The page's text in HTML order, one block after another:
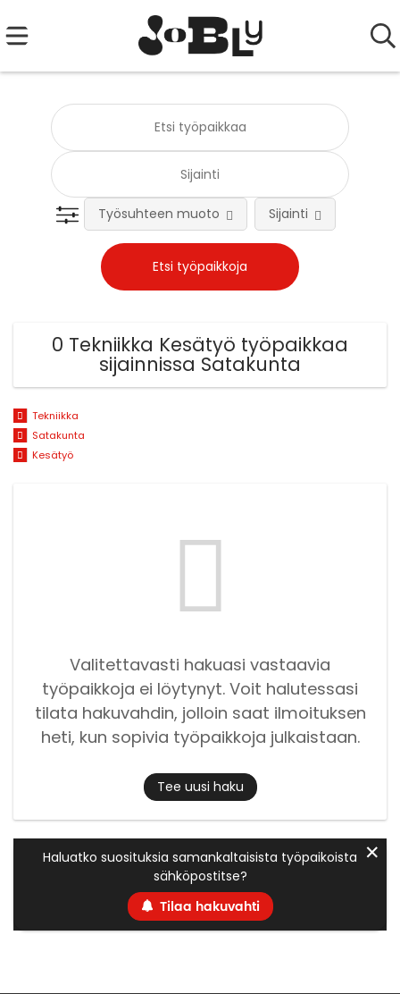
Työsuhteen muoto Sijainti
0 Tekniikka Kesätyö työpaikkaa
sijainnissa Satakunta
Tekniikka
Satakunta
Kesätyö
Valitettavasti hakuasi vastaavia
työpaikkoja ei löytynyt. Voit halutessasi
tilata hakuvahdin, jolloin saat ilmoituksen
heti, kun sopivia työpaikkoja julkaistaan.
Tee uusi haku
Haluatko suosituksia samankaltaisista työpaikoista
sähköpostitse?
Tilaa hakuvahti
✕